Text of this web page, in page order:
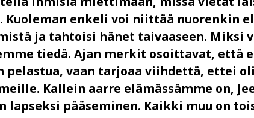
Kuoleman enkeli voi niittää nuorenkin
ja tahtoisi hänet taivaaseen. Miksi
tiedä. Ajan merkit osoittavat, että
pelastua, vaan tarjoaa viihdettä, ettei
Kallein aarre elämässämme on,
lapseksi pääseminen. Kaikki muu on